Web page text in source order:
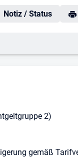
Notiz / Status
2)
gemäß